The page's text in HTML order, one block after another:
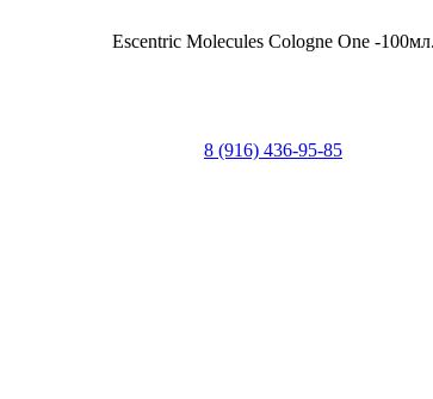
Escentric Molecules Cologne One -100мл.
8 (916) 436-95-85